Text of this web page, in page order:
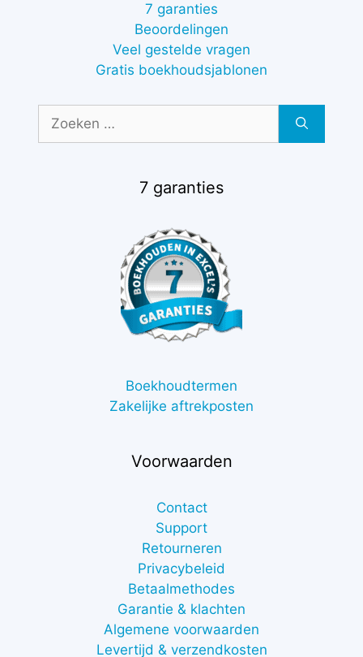
7 garanties
Beoordelingen
Veel gestelde vragen
Gratis boekhoudsjablonen
Zoek
7 garanties
Boekhoudtermen
Zakelijke aftrekposten
Voorwaarden
Contact
Support
Retourneren
Privacybeleid
Betaalmethodes
Garantie & klachten
Algemene voorwaarden
Levertijd & verzendkosten